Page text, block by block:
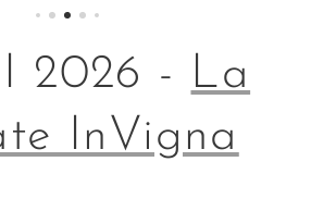
2026 - La
InVigna